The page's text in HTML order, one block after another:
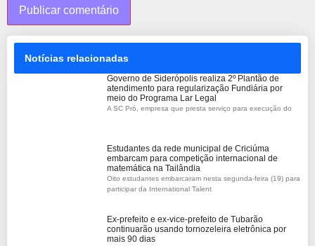
Notícias relacionadas
Governo de Siderópolis realiza 2º Plantão de
atendimento para regularização Fundiária por
meio do Programa Lar Legal
A SC Pró, empresa que presta serviço para execução do
Estudantes da rede municipal de Criciúma
embarcam para competição internacional de
matemática na Tailândia
Oito estudantes embarcaram nesta segunda-feira (19) para
participar da International Talent
Ex-prefeito e ex-vice-prefeito de Tubarão
continuarão usando tornozeleira eletrônica por
mais 90 dias